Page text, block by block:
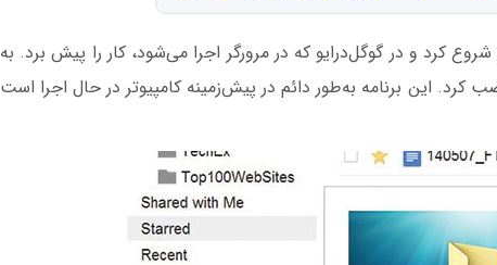
کرد و در گوگل‌درایو که در مرورگر اجرا می‌شود، کار را پیش‌ برد. به
کرد. این برنامه به‌طور دائم در پیش‌زمینه کامپیوتر در حال اجرا است